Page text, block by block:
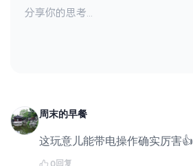
周末的早餐
这玩意儿能带电操作确实厉害👍
0回复